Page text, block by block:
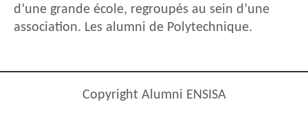
d’une grande école, regroupés au sein d’une
association. Les alumni de Polytechnique.
Copyright Alumni ENSISA